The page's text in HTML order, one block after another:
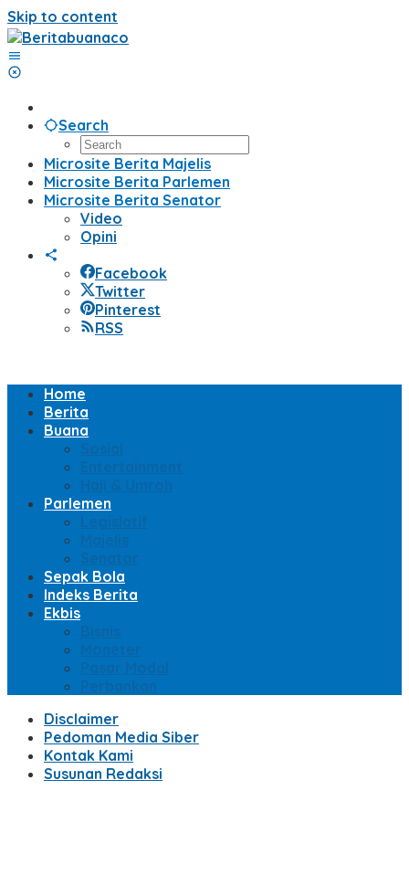
Skip to content
Search
Microsite Berita Majelis
Microsite Berita Parlemen
Microsite Berita Senator
Video
Opini
Facebook
Twitter
Pinterest
RSS
Home
Berita
Buana
Sosial
Entertainment
Haji & Umroh
Parlemen
Legislatif
Majelis
Senator
Sepak Bola
Indeks Berita
Ekbis
Bisnis
Moneter
Pasar Modal
Perbankan
Disclaimer
Pedoman Media Siber
Kontak Kami
Susunan Redaksi